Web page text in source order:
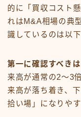
的に「買収コスト
れはM&A相場の典
識しているのは以
第一に確認すべき
来高が通常の2〜3
来高が落ち着き、
拾い場」になりやす